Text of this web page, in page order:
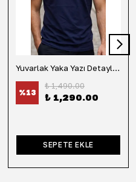
Yuvarlak Yaka Yazı Detaylı Tişört-Lacivert
%13
₺ 1,490.00
₺ 1,290.00
SEPETE EKLE